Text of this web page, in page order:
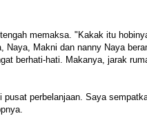
memaksa. "Kakak itu
Makni dan nanny Naya
berhati-hati. Makanya, jarak
perbelanjaan. Saya